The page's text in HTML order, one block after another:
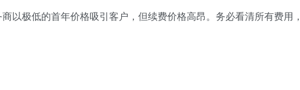
以极低的首年价格吸引客户，但续费价格高昂。务必看清所有费用